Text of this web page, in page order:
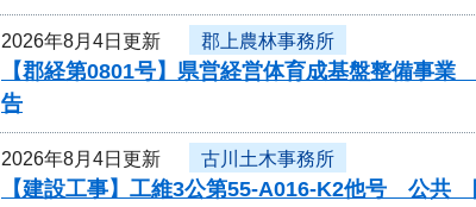
2026年8月4日更新 郡上農林事務所
【郡経第0801号】県営経営体育成基盤整備事
告
2026年8月4日更新 古川土木事務所
【建設工事】工維3公第55-A016-K2他号 公共